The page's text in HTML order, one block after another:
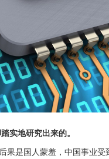
实地研究出来的。
是国人蒙羞，中国事业受